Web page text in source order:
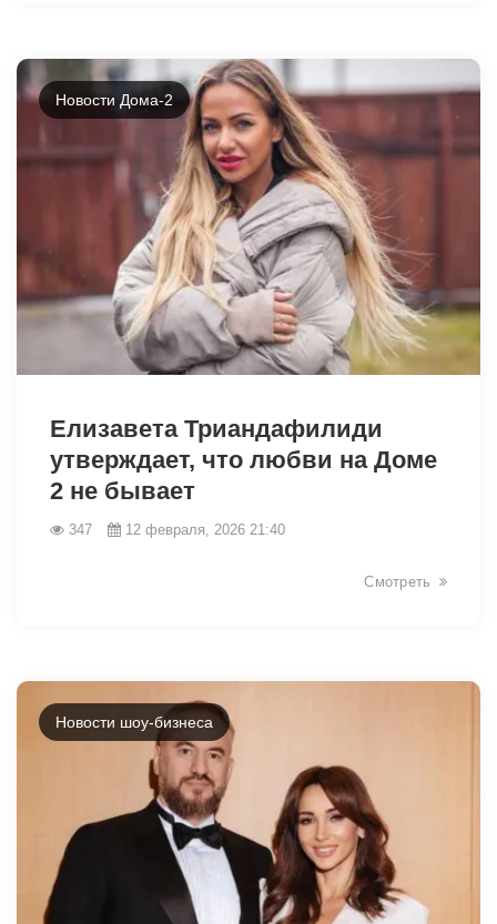
Новости Дома-2
Елизавета Триандафилиди
утверждает, что любви на Доме
2 не бывает
347 12 февраля, 2026 21:40
Смотреть
Новости шоу-бизнеса